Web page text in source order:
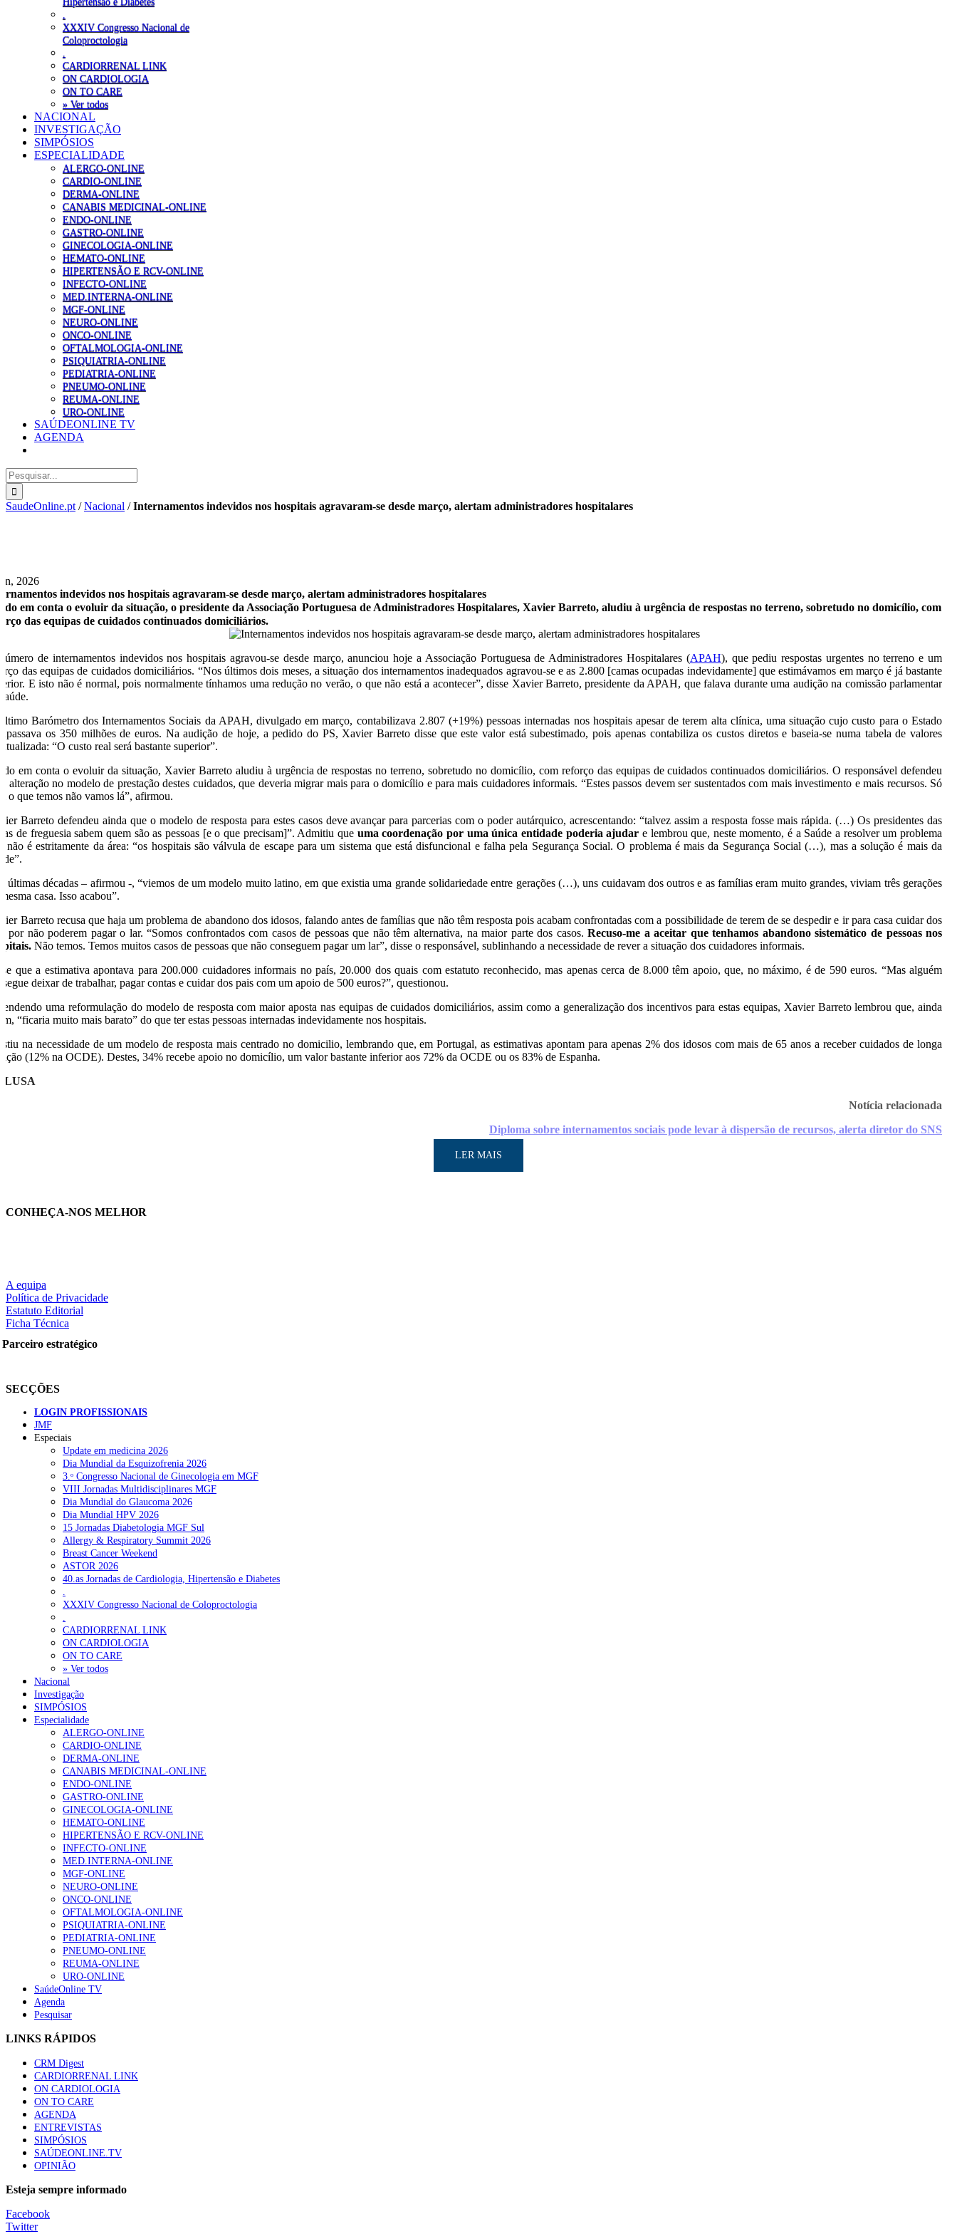
XXXIV Congresso Nacional de
Coloproctologia
CARDIORRENAL LINK
ON CARDIOLOGIA
ON TO CARE
» Ver todos
NACIONAL
INVESTIGAÇÃO
SIMPÓSIOS
ESPECIALIDADE
ALERGO-ONLINE
CARDIO-ONLINE
DERMA-ONLINE
CANABIS MEDICINAL-ONLINE
ENDO-ONLINE
GASTRO-ONLINE
GINECOLOGIA-ONLINE
HEMATO-ONLINE
HIPERTENSÃO E RCV-ONLINE
INFECTO-ONLINE
MED.INTERNA-ONLINE
MGF-ONLINE
NEURO-ONLINE
ONCO-ONLINE
OFTALMOLOGIA-ONLINE
PSIQUIATRIA-ONLINE
PEDIATRIA-ONLINE
PNEUMO-ONLINE
REUMA-ONLINE
URO-ONLINE
SAÚDEONLINE TV
AGENDA
Pesquisar
SaudeOnline.pt /Nacional /Internamentos indevidos nos hospitais agravaram-se desde março, alertam administradores hospitalares
2026
indevidos nos hospitais agravaram-se desde março, alertam administradores hospitalares
em conta o evoluir da situação, o presidente da Associação Portuguesa de Administradores Hospitalares, Xavier Barreto, aludiu à urgência de respostas no terreno, sobretudo no domicílio, com
das equipas de cuidados continuados domiciliários.
de internamentos indevidos nos hospitais agravou-se desde março, anunciou hoje a Associação Portuguesa de Administradores Hospitalares (APAH), que pediu respostas urgentes no terreno e um
das equipas de cuidados domiciliários. “Nos últimos dois meses, a situação dos internamentos inadequados agravou-se e as 2.800 [camas ocupadas indevidamente] que estimávamos em março é já bastante
E isto não é normal, pois normalmente tínhamos uma redução no verão, o que não está a acontecer”, disse Xavier Barreto, presidente da APAH, que falava durante uma audição na comissão parlamentar
Barómetro dos Internamentos Sociais da APAH, divulgado em março, contabilizava 2.807 (+19%) pessoas internadas nos hospitais apesar de terem alta clínica, uma situação cujo custo para o Estado
os 350 milhões de euros. Na audição de hoje, a pedido do PS, Xavier Barreto disse que este valor está subestimado, pois apenas contabiliza os custos diretos e baseia-se numa tabela de valores
“O custo real será bastante superior”.
em conta o evoluir da situação, Xavier Barreto aludiu à urgência de respostas no terreno, sobretudo no domicílio, com reforço das equipas de cuidados continuados domiciliários. O responsável defendeu
alteração no modelo de prestação destes cuidados, que deveria migrar mais para o domicílio e para mais cuidadores informais. “Estes passos devem ser sustentados com mais investimento e mais recursos. Só
o que temos não vamos lá”, afirmou.
Barreto defendeu ainda que o modelo de resposta para estes casos deve avançar para parcerias com o poder autárquico, acrescentando: “talvez assim a resposta fosse mais rápida. (…) Os presidentes das
de freguesia sabem quem são as pessoas [e o que precisam]”. Admitiu que uma coordenação por uma única entidade poderia ajudar e lembrou que, neste momento, é a Saúde a resolver um problema
não é estritamente da área: “os hospitais são válvula de escape para um sistema que está disfuncional e falha pela Segurança Social. O problema é mais da Segurança Social (…), mas a solução é mais da
últimas décadas – afirmou -, “viemos de um modelo muito latino, em que existia uma grande solidariedade entre gerações (…), uns cuidavam dos outros e as famílias eram muito grandes, viviam três gerações
casa. Isso acabou”.
Barreto recusa que haja um problema de abandono dos idosos, falando antes de famílias que não têm resposta pois acabam confrontadas com a possibilidade de terem de se despedir e ir para casa cuidar dos
por não poderem pagar o lar. “Somos confrontados com casos de pessoas que não têm alternativa, na maior parte dos casos.Recuso-me a aceitar que tenhamos abandono sistemático de pessoas nos
Não temos. Temos muitos casos de pessoas que não conseguem pagar um lar”, disse o responsável, sublinhando a necessidade de rever a situação dos cuidadores informais.
que a estimativa apontava para 200.000 cuidadores informais no país, 20.000 dos quais com estatuto reconhecido, mas apenas cerca de 8.000 têm apoio, que, no máximo, é de 590 euros. “Mas alguém
deixar de trabalhar, pagar contas e cuidar dos pais com um apoio de 500 euros?”, questionou.
uma reformulação do modelo de resposta com maior aposta nas equipas de cuidados domiciliários, assim como a generalização dos incentivos para estas equipas, Xavier Barreto lembrou que, ainda
“ficaria muito mais barato” do que ter estas pessoas internadas indevidamente nos hospitais.
na necessidade de um modelo de resposta mais centrado no domicilio, lembrando que, em Portugal, as estimativas apontam para apenas 2% dos idosos com mais de 65 anos a receber cuidados de longa
(12% na OCDE). Destes, 34% recebe apoio no domicílio, um valor bastante inferior aos 72% da OCDE ou os 83% de Espanha.
LUSA
Notícia relacionada
Diploma sobre internamentos sociais pode levar à dispersão de recursos, alerta diretor do SNS
nas redes sociais:
RECENTES
Quase 11.900 jovens recorreram aos cheques psicólogo e nutricionista no primeiro mês
ULS de Coimbra estreia cirurgia endoscópica do ouvido com apoio robótico em Portugal
Enfermeiros exigem esclarecimentos sobre eventual gestão privada da ULS do Algarve
Ordem dos Médicos alerta para riscos no novo sistema de acesso a consultas e cirurgias
Portugal está a formar os médicos de que precisa?
MAIS LIDAS
Enfermagem Forense. “Da urgência ao tribunal, cada gesto conta e cada profissional faz a diferença”
202 visualizações
Alguns milhares de utentes podem ficar sem médico de família com nova regras do registo, alerta associação
155 visualizações
1.º Episódio do Podcast “Frequência Cardio – Sintoniza-te na Insuficiência Cardíaca” da Bayer
99 visualizações
“Os programas de rastreio do cancro do pulmão são custo-efetivos e representam um investimento sustentável para os sistemas de saúde”
88 visualizações
Quase quatro em cada dez doentes com enfarte apresentavam níveis elevados de Lp(a), revela estudo
Trodelvy aprovado para primeira linha no cancro da mama triplo negativo metastático em doentes não elegíveis para inibidores PD-(L)1
61 visualizações
MAIS NOTÍCIAS
7 Ago, 2026
LER MAIS
CONHEÇA-NOS MELHOR
A equipa
Política de Privacidade
Estatuto Editorial
Ficha Técnica
Parceiro estratégico
SECÇÕES
LOGIN PROFISSIONAIS
JMF
Especiais
Update em medicina 2026
Dia Mundial da Esquizofrenia 2026
3.ᵒ Congresso Nacional de Ginecologia em MGF
VIII Jornadas Multidisciplinares MGF
Dia Mundial do Glaucoma 2026
Dia Mundial HPV 2026
15 Jornadas Diabetologia MGF Sul
Allergy & Respiratory Summit 2026
Breast Cancer Weekend
ASTOR 2026
40.as Jornadas de Cardiologia, Hipertensão e Diabetes
.
XXXIV Congresso Nacional de Coloproctologia
.
CARDIORRENAL LINK
ON CARDIOLOGIA
ON TO CARE
» Ver todos
Nacional
Investigação
SIMPÓSIOS
Especialidade
ALERGO-ONLINE
CARDIO-ONLINE
DERMA-ONLINE
CANABIS MEDICINAL-ONLINE
ENDO-ONLINE
GASTRO-ONLINE
GINECOLOGIA-ONLINE
HEMATO-ONLINE
HIPERTENSÃO E RCV-ONLINE
INFECTO-ONLINE
MED.INTERNA-ONLINE
MGF-ONLINE
NEURO-ONLINE
ONCO-ONLINE
OFTALMOLOGIA-ONLINE
PSIQUIATRIA-ONLINE
PEDIATRIA-ONLINE
PNEUMO-ONLINE
REUMA-ONLINE
URO-ONLINE
SaúdeOnline TV
Agenda
Pesquisar
LINKS RÁPIDOS
CRM Digest
CARDIORRENAL LINK
ON CARDIOLOGIA
ON TO CARE
AGENDA
ENTREVISTAS
SIMPÓSIOS
SAÚDEONLINE.TV
OPINIÃO
Esteja sempre informado
Facebook
Twitter